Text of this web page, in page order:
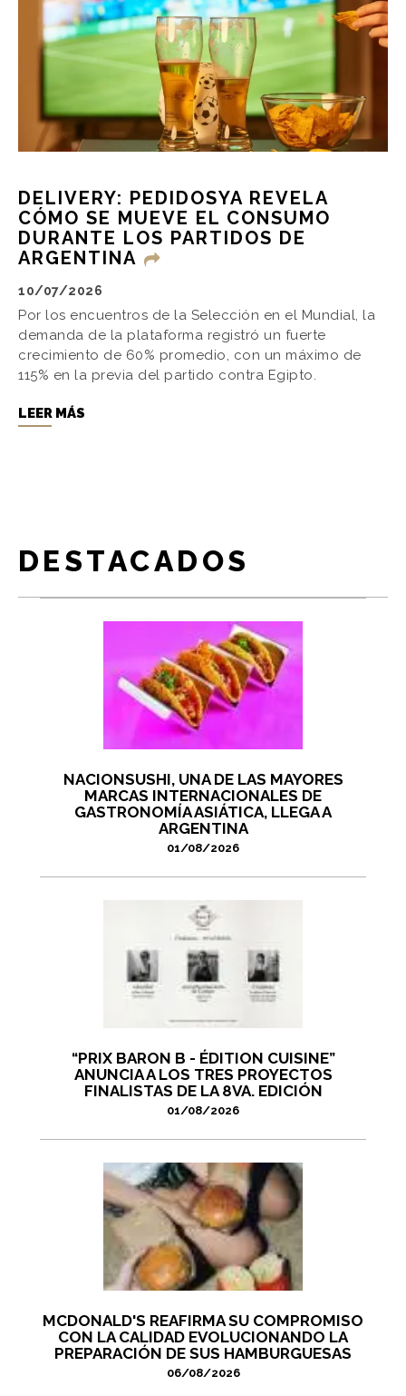
DELIVERY: PEDIDOSYA REVELA
CÓMO SE MUEVE EL CONSUMO
DURANTE LOS PARTIDOS DE
ARGENTINA
10/07/2026
Por los encuentros de la Selección en el Mundial, la
demanda de la plataforma registró un fuerte
crecimiento de 60% promedio, con un máximo de
115% en la previa del partido contra Egipto.
LEER MÁS
DESTACADOS
NACIONSUSHI, UNA DE LAS MAYORES
MARCAS INTERNACIONALES DE
GASTRONOMÍA ASIÁTICA, LLEGA A
ARGENTINA
01/08/2026
“PRIX BARON B - ÉDITION CUISINE”
ANUNCIA A LOS TRES PROYECTOS
FINALISTAS DE LA 8VA. EDICIÓN
01/08/2026
MCDONALD'S REAFIRMA SU COMPROMISO
CON LA CALIDAD EVOLUCIONANDO LA
PREPARACIÓN DE SUS HAMBURGUESAS
06/08/2026